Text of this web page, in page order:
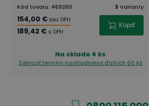
Kód tovaru: 469260 3 Varianty
154,00 € bez DPH
189,42 € s DPH
Kúpiť
Na sklade 4 ks
Zobraziť termíny naskladnenia ďalších 60 ks